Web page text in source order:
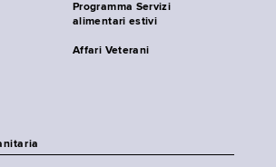
Programma Servizi
alimentari estivi
Affari Veterani